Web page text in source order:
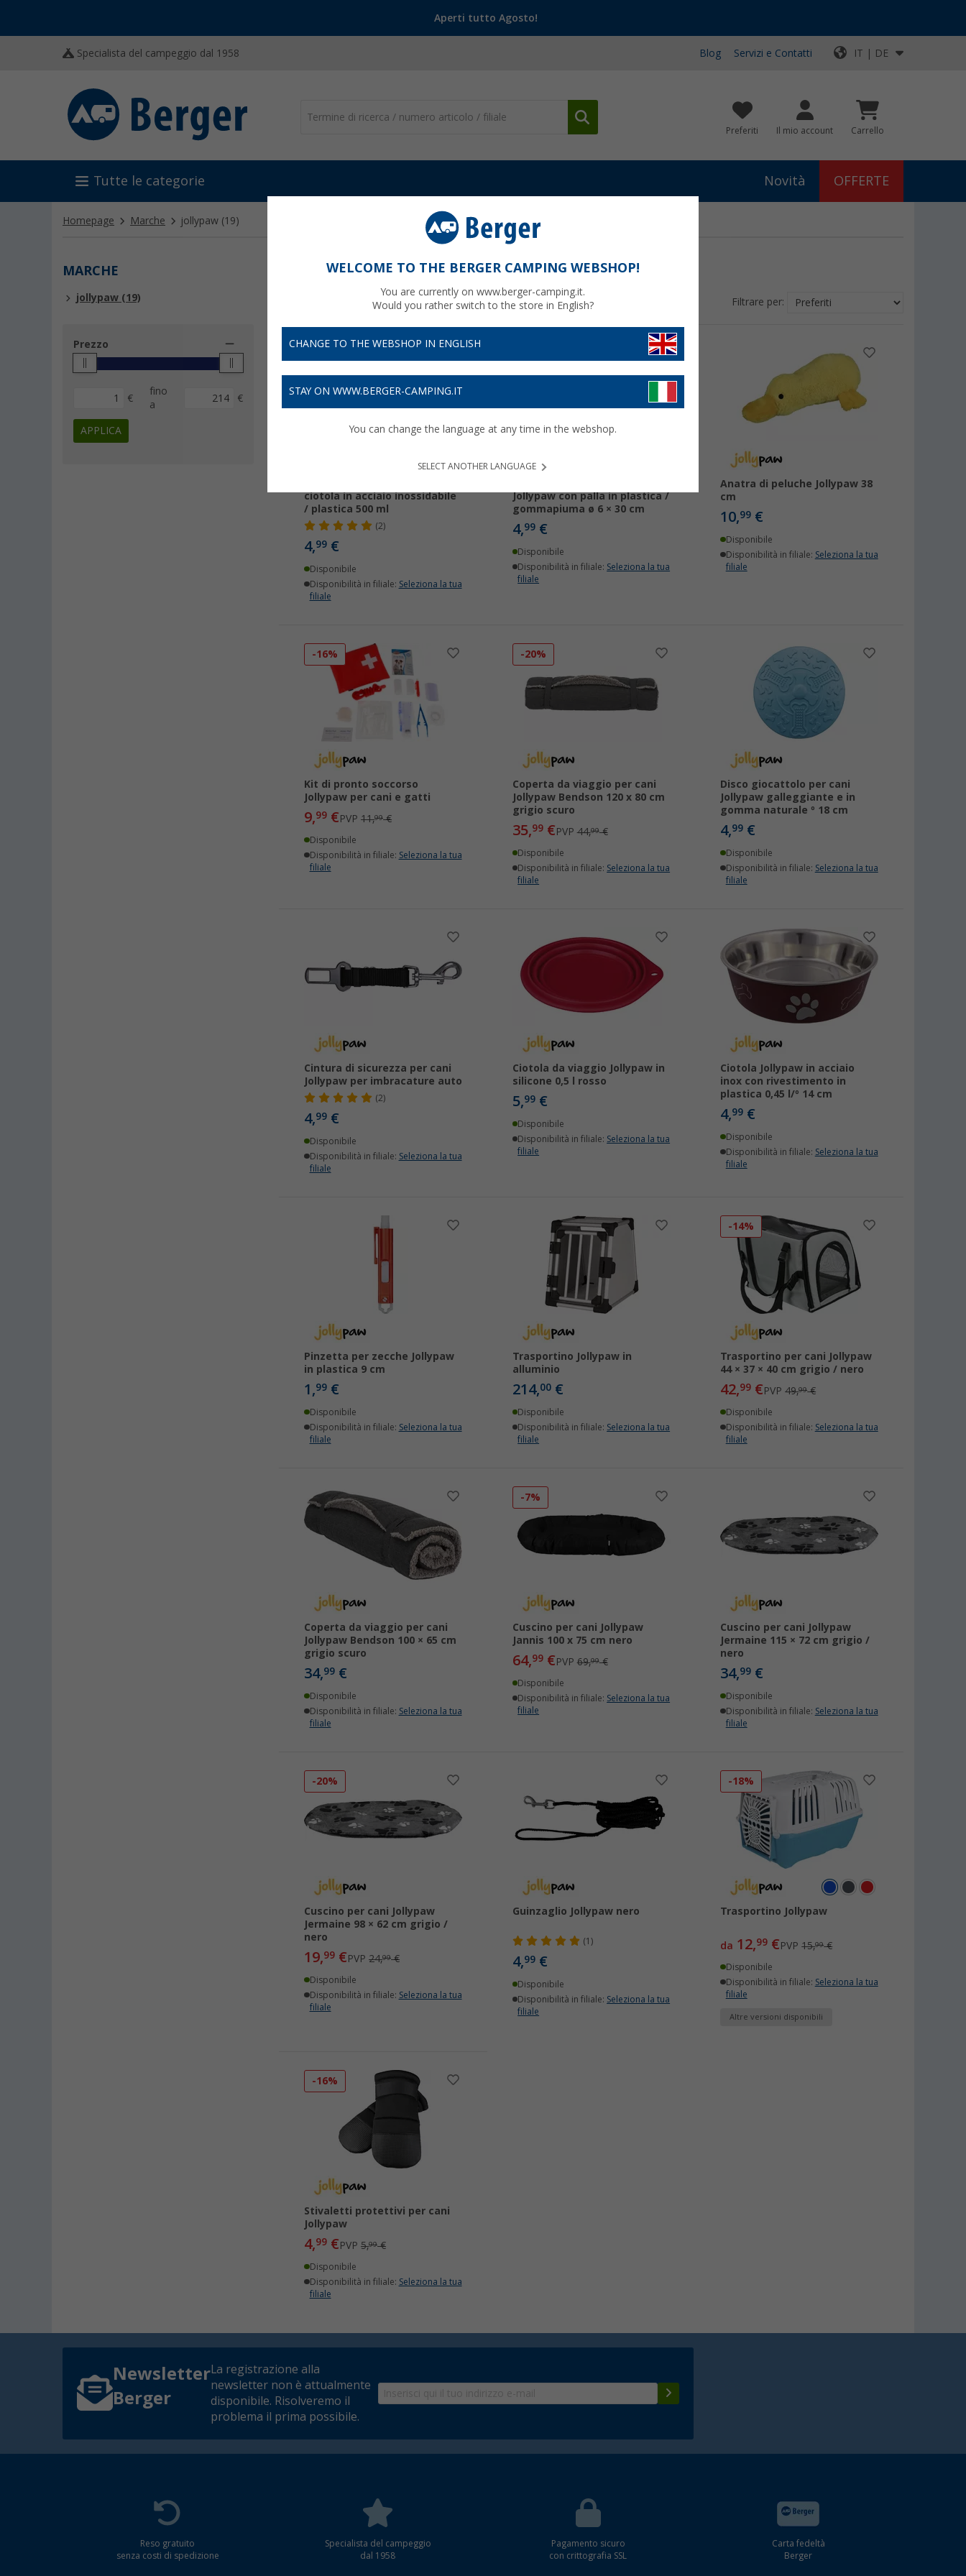
Aperti tutto Agosto!
Specialista del campeggio dal 1958 Blog Servizi e Contatti IT | DE
Preferiti Il mio account Carrello
Tutte le categorie Novità OFFERTE
Homepage Marche jollypaw (19)
MARCHE
jollypaw (19)
Prezzo
€
fino
a
€
APPLICA
JOLLYPAW
Filtrare per:
ciotola in acciaio inossidabile
/ plastica 500 ml
(2)
4,99 €
Disponibile
Disponibilità in filiale: Seleziona la tua
filiale
Jollypaw con palla in plastica /
gommapiuma ø 6 × 30 cm
4,99€
Disponibile
Disponibilità in filiale: Seleziona la tua
filiale
Anatra di peluche Jollypaw 38
cm
10,99 €
Disponibile
Disponibilità in filiale: Seleziona la tua
filiale
-16%
Kit di pronto soccorso
Jollypaw per cani e gatti
9,99 €PVP11,99€
Disponibile
Disponibilità in filiale: Seleziona la tua
filiale
-20%
Coperta da viaggio per cani
Jollypaw Bendson 120 x 80 cm
grigio scuro
35,99€PVP44,99€
Disponibile
Disponibilità in filiale: Seleziona la tua
filiale
Disco giocattolo per cani
Jollypaw galleggiante e in
gomma naturale º 18 cm
4,99 €
Disponibile
Disponibilità in filiale: Seleziona la tua
filiale
Cintura di sicurezza per cani
Jollypaw per imbracature auto
(2)
4,99 €
Disponibile
Disponibilità in filiale: Seleziona la tua
filiale
Ciotola da viaggio Jollypaw in
silicone 0,5 l rosso
5,99€
Disponibile
Disponibilità in filiale: Seleziona la tua
filiale
Ciotola Jollypaw in acciaio
inox con rivestimento in
plastica 0,45 l/º 14 cm
4,99 €
Disponibile
Disponibilità in filiale: Seleziona la tua
filiale
Pinzetta per zecche Jollypaw
in plastica 9 cm
1,99 €
Disponibile
Disponibilità in filiale: Seleziona la tua
filiale
Trasportino Jollypaw in
alluminio
214,00€
Disponibile
Disponibilità in filiale: Seleziona la tua
filiale
-14%
Trasportino per cani Jollypaw
44 × 37 × 40 cm grigio / nero
42,99 €PVP49,99€
Disponibile
Disponibilità in filiale: Seleziona la tua
filiale
Coperta da viaggio per cani
Jollypaw Bendson 100 × 65 cm
grigio scuro
34,99 €
Disponibile
Disponibilità in filiale: Seleziona la tua
filiale
-7%
Cuscino per cani Jollypaw
Jannis 100 x 75 cm nero
64,99€PVP69,99€
Disponibile
Disponibilità in filiale: Seleziona la tua
filiale
Cuscino per cani Jollypaw
Jermaine 115 × 72 cm grigio /
nero
34,99 €
Disponibile
Disponibilità in filiale: Seleziona la tua
filiale
-20%
Cuscino per cani Jollypaw
Jermaine 98 × 62 cm grigio /
nero
19,99 €PVP24,99€
Disponibile
Disponibilità in filiale: Seleziona la tua
filiale
Guinzaglio Jollypaw nero
(1)
4,99€
Disponibile
Disponibilità in filiale: Seleziona la tua
filiale
-18%
Trasportino Jollypaw
da 12,99 €PVP15,99€
Disponibile
Disponibilità in filiale: Seleziona la tua
filiale
Altre versioni disponibili
-16%
Stivaletti protettivi per cani
Jollypaw
4,99 €PVP5,99€
Disponibile
Disponibilità in filiale: Seleziona la tua
filiale
Newsletter
Berger
La registrazione alla
newsletter non è attualmente
disponibile. Risolveremo il
problema il prima possibile.
Reso gratuito
senza costi di spedizione
Specialista del campeggio
dal 1958
Pagamento sicuro
con crittografia SSL
Carta fedeltà
Berger
WELCOME TO THE BERGER CAMPING WEBSHOP!
You are currently on www.berger-camping.it.
Would you rather switch to the store in English?
CHANGE TO THE WEBSHOP IN ENGLISH
STAY ON WWW.BERGER-CAMPING.IT
You can change the language at any time in the webshop.
SELECT ANOTHER LANGUAGE